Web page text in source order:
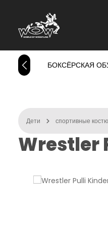
к основному содержанию
Перейти к поиску
Перейти к основной
БОКСЁРСКАЯ
Дети спортивные
Wrestler